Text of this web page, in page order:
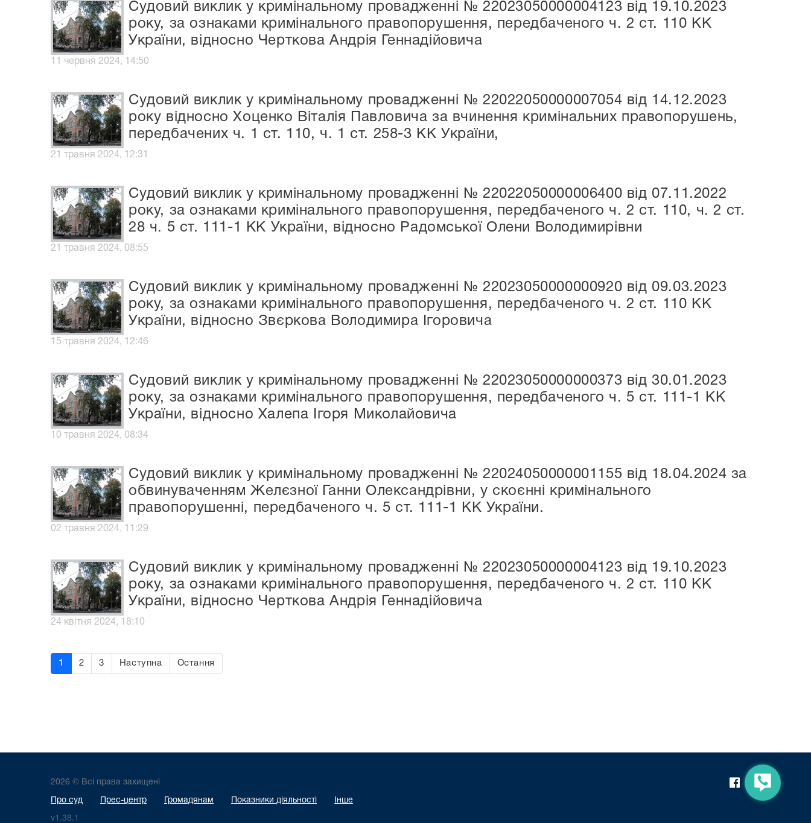
Судовий виклик у кримінальному провадженні № 22023050000004123 від 19.10.2023
року, за ознаками кримінального правопорушення, передбаченого ч. 2 ст. 110 КК
України, відносно Черткова Андрія Геннадійовича
11 червня 2024, 14:50
Судовий виклик у кримінальному провадженні № 22022050000007054 від 14.12.2023
року відносно Хоценко Віталія Павловича за вчинення кримінальних правопорушень,
передбачених ч. 1 ст. 110, ч. 1 ст. 258-3 КК України,
21 травня 2024, 12:31
Судовий виклик у кримінальному провадженні № 22022050000006400 від 07.11.2022
року, за ознаками кримінального правопорушення, передбаченого ч. 2 ст. 110, ч. 2 ст.
28 ч. 5 ст. 111-1 КК України, відносно Радомської Олени Володимирівни
21 травня 2024, 08:55
Судовий виклик у кримінальному провадженні № 22023050000000920 від 09.03.2023
року, за ознаками кримінального правопорушення, передбаченого ч. 2 ст. 110 КК
України, відносно Звєркова Володимира Ігоровича
15 травня 2024, 12:46
Судовий виклик у кримінальному провадженні № 22023050000000373 від 30.01.2023
року, за ознаками кримінального правопорушення, передбаченого ч. 5 ст. 111-1 КК
України, відносно Халепа Ігоря Миколайовича
10 травня 2024, 08:34
Судовий виклик у кримінальному провадженні № 22024050000001155 від 18.04.2024 за
обвинуваченням Желєзної Ганни Олександрівни, у скоєнні кримінального
правопорушенні, передбаченого ч. 5 ст. 111-1 КК України.
02 травня 2024, 11:29
Судовий виклик у кримінальному провадженні № 22023050000004123 від 19.10.2023
року, за ознаками кримінального правопорушення, передбаченого ч. 2 ст. 110 КК
України, відносно Черткова Андрія Геннадійовича
24 квітня 2024, 18:10
1 2 3 Наступна Остання
2026 © Всі права захищені
Про суд Прес-центр Громадянам Показники діяльності Інше
v1.38.1